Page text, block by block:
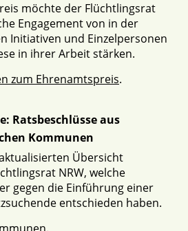
möchte der Flüchtlingsrat
Engagement von in der
Initiativen und Einzelpersonen
in ihrer Arbeit stärken.
zum Ehrenamtspreis.
Ratsbeschlüsse aus
Kommunen
Übersicht
NRW, welche
gegen die Einführung einer
entschieden haben.